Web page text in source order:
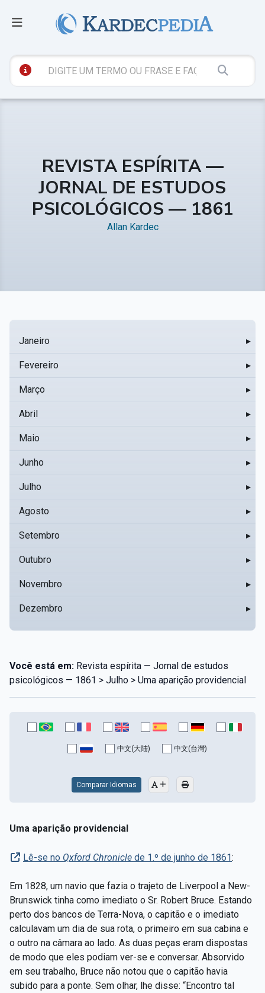
REVISTA ESPÍRITA —
JORNAL DE ESTUDOS
PSICOLÓGICOS — 1861
Allan Kardec
Janeiro ▸
Fevereiro ▸
Março ▸
Abril ▸
Maio ▸
Junho ▸
Julho ▸
Agosto ▸
Setembro ▸
Outubro ▸
Novembro ▸
Dezembro ▸
Você está em: Revista espírita — Jornal de estudos
psicológicos — 1861 > Julho > Uma aparição providencial
中文(大陆) 中文(台灣)
Comparar Idiomas
Uma aparição providencial
Lê-se no Qxford Chronicle de 1.º de junho de 1861:
Em 1828, um navio que fazia o trajeto de Liverpool a New-
Brunswick tinha como imediato o Sr. Robert Bruce. Estando
perto dos bancos de Terra-Nova, o capitão e o imediato
calculavam um dia de sua rota, o primeiro em sua cabina e
o outro na câmara ao lado. As duas peças eram dispostas
de modo que eles podiam ver-se e conversar. Absorvido
em seu trabalho, Bruce não notou que o capitão havia
subido para a ponte. Sem olhar, lhe disse: “Encontro tal